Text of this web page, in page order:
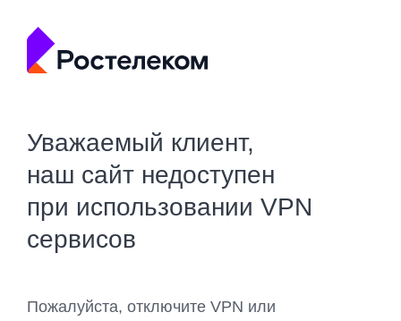
Уважаемый клиент,
наш сайт недоступен
при использовании VPN
сервисов
Пожалуйста, отключите VPN или